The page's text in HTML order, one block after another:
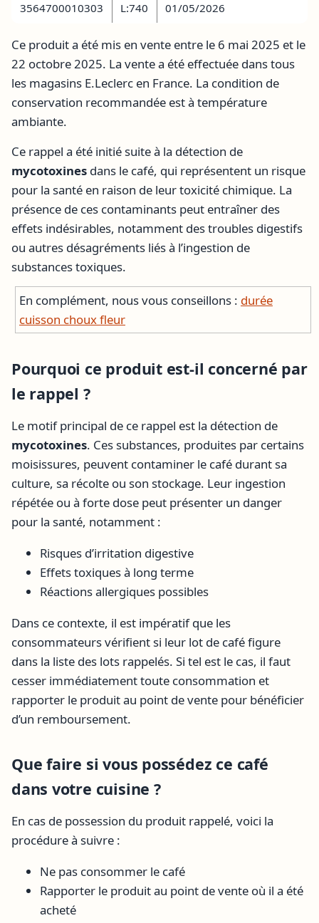
3564700010303 L:740 01/05/2026
Ce produit a été mis en vente entre le 6 mai 2025 et le
22 octobre 2025. La vente a été effectuée dans tous
les magasins E.Leclerc en France. La condition de
conservation recommandée est à température
ambiante.
Ce rappel a été initié suite à la détection de
mycotoxines dans le café, qui représentent un risque
pour la santé en raison de leur toxicité chimique. La
présence de ces contaminants peut entraîner des
effets indésirables, notamment des troubles digestifs
ou autres désagréments liés à l’ingestion de
substances toxiques.
En complément, nous vous conseillons : durée
cuisson choux fleur
Pourquoi ce produit est-il concerné par
le rappel ?
Le motif principal de ce rappel est la détection de
mycotoxines. Ces substances, produites par certains
moisissures, peuvent contaminer le café durant sa
culture, sa récolte ou son stockage. Leur ingestion
répétée ou à forte dose peut présenter un danger
pour la santé, notamment :
Risques d’irritation digestive
Effets toxiques à long terme
Réactions allergiques possibles
Dans ce contexte, il est impératif que les
consommateurs vérifient si leur lot de café figure
dans la liste des lots rappelés. Si tel est le cas, il faut
cesser immédiatement toute consommation et
rapporter le produit au point de vente pour bénéficier
d’un remboursement.
Que faire si vous possédez ce café
dans votre cuisine ?
En cas de possession du produit rappelé, voici la
procédure à suivre :
Ne pas consommer le café
Rapporter le produit au point de vente où il a été
acheté